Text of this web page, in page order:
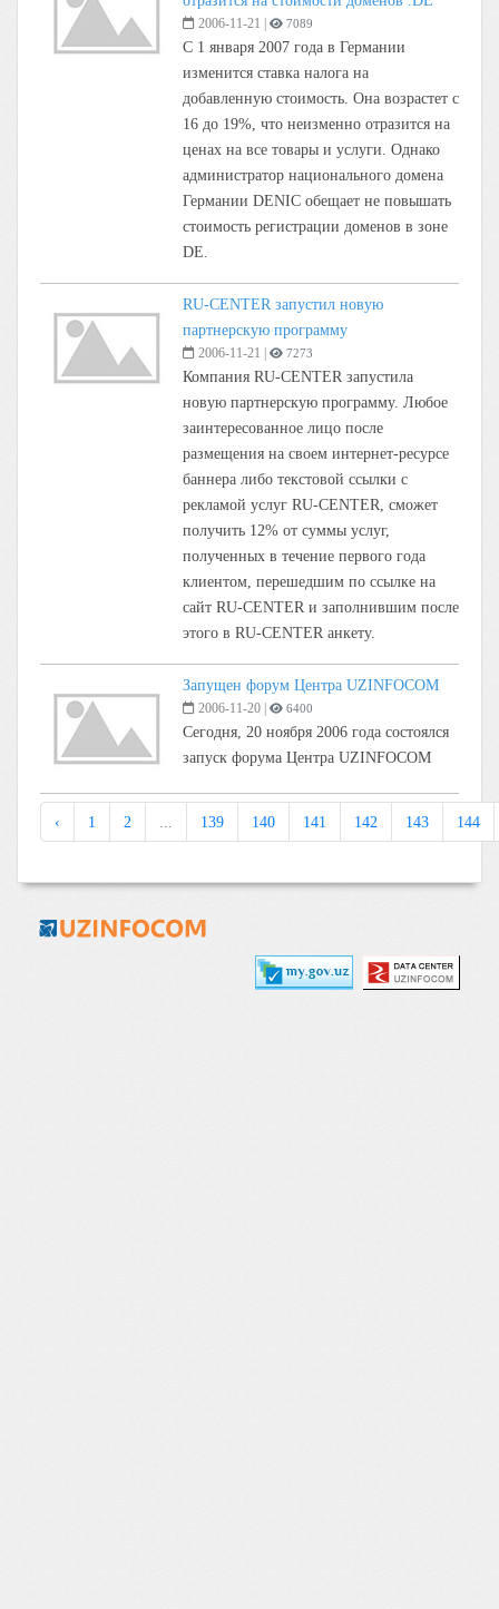
2006-11-21 7089
С 1 января 2007 года в Германии
изменится ставка налога на
добавленную стоимость. Она возрастет с
16 до 19%, что неизменно отразится на
ценах на все товары и услуги. Однако
администратор национального домена
Германии DENIC обещает не повышать
стоимость регистрации доменов в зоне
DE.
RU-CENTER запустил новую
партнерскую программу
2006-11-21 7273
Компания RU-CENTER запустила
новую партнерскую программу. Любое
заинтересованное лицо после
размещения на своем интернет-ресурсе
баннера либо текстовой ссылки с
рекламой услуг RU-CENTER, сможет
получить 12% от суммы услуг,
полученных в течение первого года
клиентом, перешедшим по ссылке на
сайт RU-CENTER и заполнившим после
этого в RU-CENTER анкету.
Запущен форум Центра UZINFOCOM
2006-11-20 6400
Сегодня, 20 ноября 2006 года состоялся
запуск форума Центра UZINFOCOM
‹ 1 2 139 140 141 142 143 144